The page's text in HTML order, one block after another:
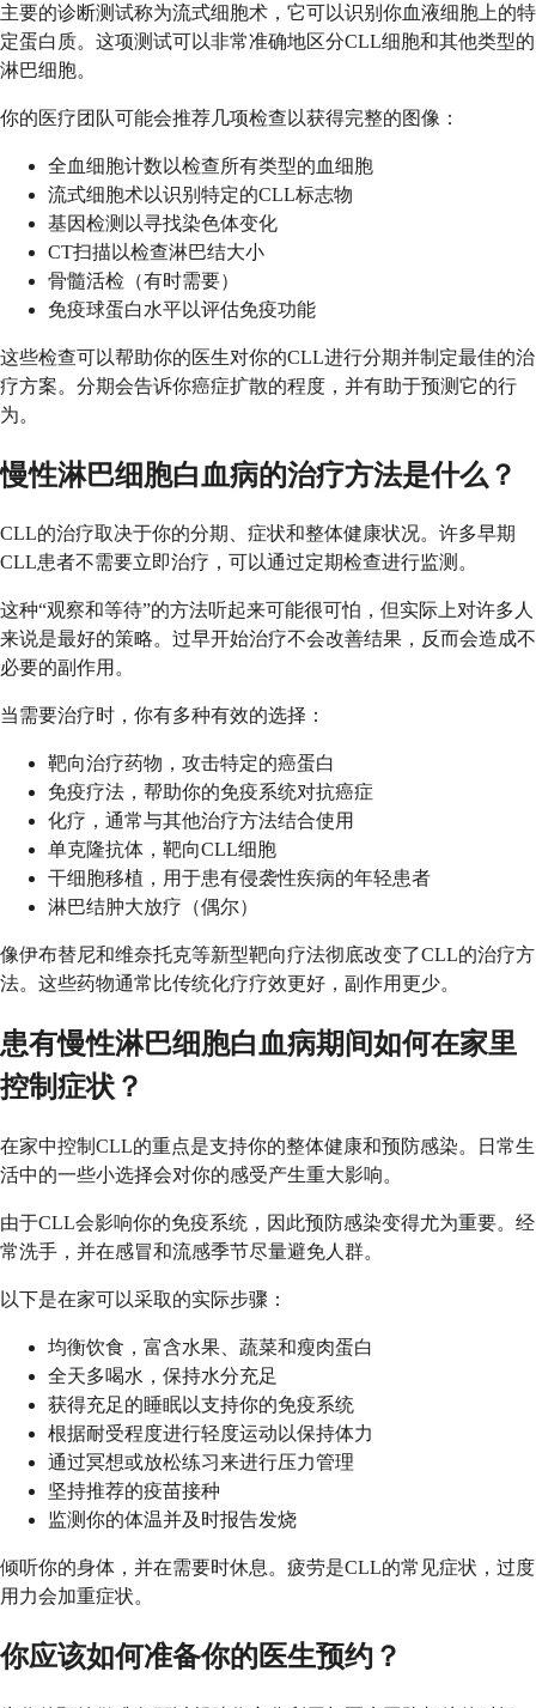
主要的诊断测试称为流式细胞术，它可以识别你血液细胞上的特
定蛋白质。这项测试可以非常准确地区分CLL细胞和其他类型的
淋巴细胞。
你的医疗团队可能会推荐几项检查以获得完整的图像：
全血细胞计数以检查所有类型的血细胞
流式细胞术以识别特定的CLL标志物
基因检测以寻找染色体变化
CT扫描以检查淋巴结大小
骨髓活检（有时需要）
免疫球蛋白水平以评估免疫功能
这些检查可以帮助你的医生对你的CLL进行分期并制定最佳的治
疗方案。分期会告诉你癌症扩散的程度，并有助于预测它的行
为。
慢性淋巴细胞白血病的治疗方法是什么？
CLL的治疗取决于你的分期、症状和整体健康状况。许多早期
CLL患者不需要立即治疗，可以通过定期检查进行监测。
这种“观察和等待”的方法听起来可能很可怕，但实际上对许多人
来说是最好的策略。过早开始治疗不会改善结果，反而会造成不
必要的副作用。
当需要治疗时，你有多种有效的选择：
靶向治疗药物，攻击特定的癌蛋白
免疫疗法，帮助你的免疫系统对抗癌症
化疗，通常与其他治疗方法结合使用
单克隆抗体，靶向CLL细胞
干细胞移植，用于患有侵袭性疾病的年轻患者
淋巴结肿大放疗（偶尔）
像伊布替尼和维奈托克等新型靶向疗法彻底改变了CLL的治疗方
法。这些药物通常比传统化疗疗效更好，副作用更少。
患有慢性淋巴细胞白血病期间如何在家里
控制症状？
在家中控制CLL的重点是支持你的整体健康和预防感染。日常生
活中的一些小选择会对你的感受产生重大影响。
由于CLL会影响你的免疫系统，因此预防感染变得尤为重要。经
常洗手，并在感冒和流感季节尽量避免人群。
以下是在家可以采取的实际步骤：
均衡饮食，富含水果、蔬菜和瘦肉蛋白
全天多喝水，保持水分充足
获得充足的睡眠以支持你的免疫系统
根据耐受程度进行轻度运动以保持体力
通过冥想或放松练习来进行压力管理
坚持推荐的疫苗接种
监测你的体温并及时报告发烧
倾听你的身体，并在需要时休息。疲劳是CLL的常见症状，过度
用力会加重症状。
你应该如何准备你的医生预约？